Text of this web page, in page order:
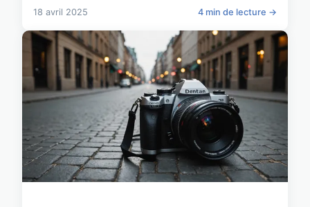
18 avril 2025 4 min de lecture →